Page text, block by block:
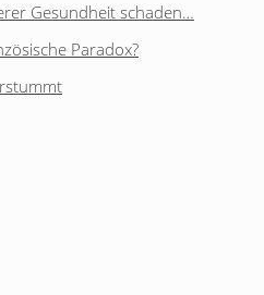
Gesundheit schaden…
Paradox?